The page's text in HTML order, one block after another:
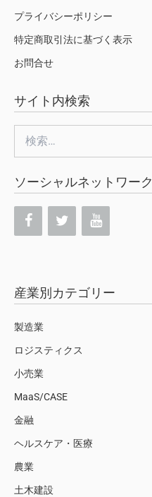
プライバシーポリシー
特定商取引法に基づく表示
お問合せ
サイト内検索
索:
ソーシャルネットワーク
産業別カテゴリー
製造業
ロジスティクス
小売業
MaaS/CASE
金融
ヘルスケア・医療
農業
土木建設